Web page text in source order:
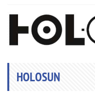
HOLOSUN